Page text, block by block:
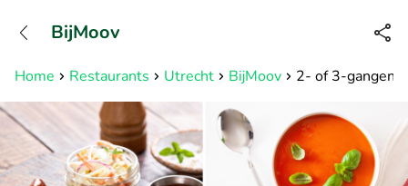
Bereikbaar tot 23:00 uur
Home Restaurants Utrecht BijMoov 2- of 3-gangen
BijMoov